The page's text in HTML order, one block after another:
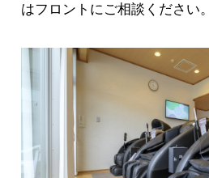
はフロントにご相談ください。